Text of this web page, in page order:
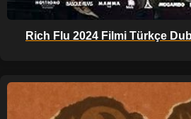
Rich Flu 2024 Filmi Türkçe